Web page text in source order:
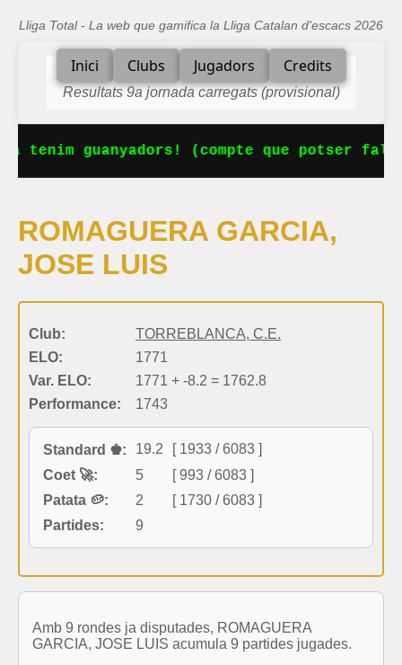
Lliga Total - La web que gamifica la Lliga Catalan d'escacs 2026
Inici Clubs Jugadors Credits
Resultats 9a jornada carregats (provisional)
tenim guanyadors! (compte que potser
ROMAGUERA GARCIA,
JOSE LUIS
Club:
TORREBLANCA, C.E.
ELO:
1771
Var. ELO:
1771 + -8.2 = 1762.8
Performance:
1743
Standard ♚: 19.2
[ 1933 / 6083 ]
Coet 🚀:
5
[ 993 / 6083 ]
Patata 🥔:
2
[ 1730 / 6083 ]
Partides:
9
Amb 9 rondes ja disputades, ROMAGUERA
GARCIA, JOSE LUIS acumula 9 partides jugades.